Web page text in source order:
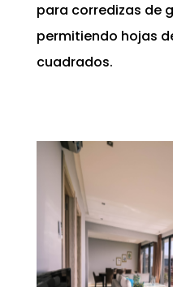
para corredizas de
permitiendo hojas
cuadrados.